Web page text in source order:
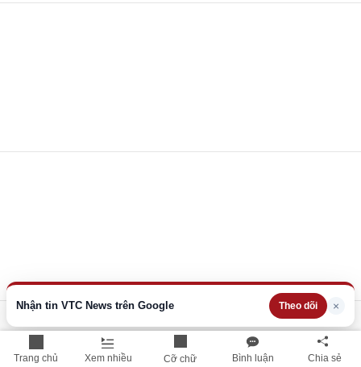
Trang chủ Xem nhiều Cỡ chữ Bình luận Chia sẻ
Nhận tin VTC News trên Google Theo dõi ×